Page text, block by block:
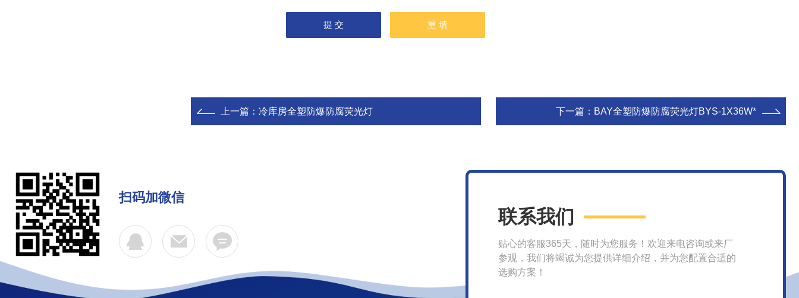
上一篇： 冷库房全塑防爆防腐荧光灯 下一篇： BAY全塑防爆防腐荧光灯BYS-1X36W*
扫码加微信
联系我们
贴心的客服365天，随时为您服务！欢迎来电咨询或来厂
参观，我们将竭诚为您提供详细介绍，并为您配置合适的
选购方案！